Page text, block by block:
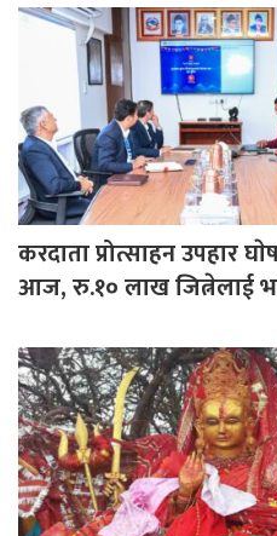
करदाता प्रोत्साहन उपहार
आज, रु.१० लाख जित्नेलाई